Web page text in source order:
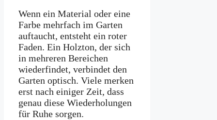
Wenn ein Material oder eine
Farbe mehrfach im Garten
auftaucht, entsteht ein roter
Faden. Ein Holzton, der sich
in mehreren Bereichen
wiederfindet, verbindet den
Garten optisch. Viele merken
erst nach einiger Zeit, dass
genau diese Wiederholungen
für Ruhe sorgen.